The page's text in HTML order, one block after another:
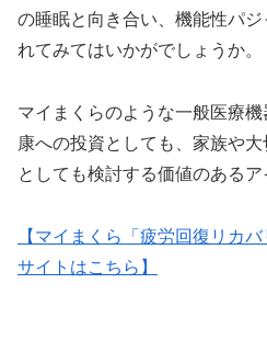
の睡眠と向き合い、機能性パ
れてみてはいかがでしょうか。
マイまくらのような一般医療
康への投資としても、家族や
としても検討する価値のあるア
【マイまくら「疲労回復リカ
サイトはこちら】